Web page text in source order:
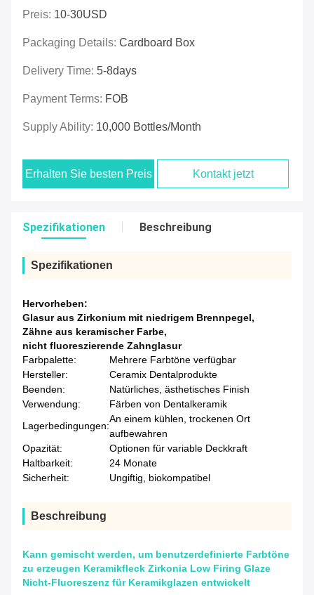
Preis: 10-30USD
Packaging Details: Cardboard Box
Delivery Time: 5-8days
Payment Terms: FOB
Supply Ability: 10,000 Bottles/month
Erhalten Sie besten Preis Kontakt jetzt
Spezifikationen Beschreibung
Spezifikationen
Hervorheben:
Glasur aus Zirkonium mit niedrigem Brennpegel,
Zähne aus keramischer Farbe,
nicht fluoreszierende Zahnglasur
Farbpalette:
Mehrere Farbtöne verfügbar
Hersteller:
Ceramix Dentalprodukte
Beenden:
Natürliches, ästhetisches Finish
Verwendung:
Färben von Dentalkeramik
Lagerbedingungen:
An einem kühlen, trockenen Ort
aufbewahren
Opazität:
Optionen für variable Deckkraft
Haltbarkeit:
24 Monate
Sicherheit:
Ungiftig, biokompatibel
Beschreibung
Kann gemischt werden, um benutzerdefinierte Farbtöne
zu erzeugen Keramikfleck Zirkonia Low Firing Glaze
Nicht-Fluoreszenz für Keramikglazen entwickelt